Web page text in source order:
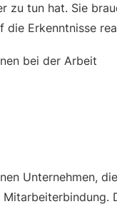
zu tun hat. Sie
Erkenntnisse
Unternehmen,